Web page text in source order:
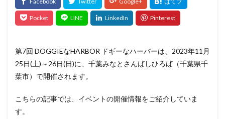
第7回 DOGGIEなHARBOR ドギーなハーバーは、2023年11月
25日(土)～26日(日)に、千葉みなとさんばしひろば（千葉県千
葉市）で開催されます。
こちらの記事では、イベントの開催情報をご紹介していま
す。